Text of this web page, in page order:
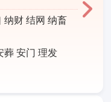
纳财 结网 纳畜
葬 安门 理发